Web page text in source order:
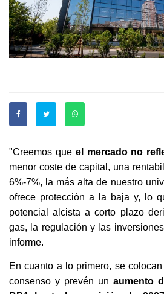
"Creemos queel mercado no
menor coste de capital, una
6%-7%, la más alta de nuestro
ofrece protección a la baja y, lo
potencial alcista a corto plazo
gas, la regulación y las
informe.
En cuanto a lo primero, se
consenso y prevén un aumento